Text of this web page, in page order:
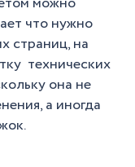
что нужно
страниц, на
технических
она не
а иногда